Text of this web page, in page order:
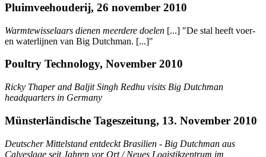
Pluimveehouderij, 26 november 2010
Warmtewisselaars dienen meerdere doelen [...] "De stal heeft voer-
en waterlijnen van Big Dutchman. [...]"
Poultry Technology, November 2010
Ricky Thaper and Baljit Singh Redhu visits Big Dutchman
headquarters in Germany
Münsterländische Tageszeitung, 13. November 2010
Deutscher Mittelstand entdeckt Brasilien - Big Dutchman aus
Calveslage seit Jahren vor Ort / Neues Logistikzentrum im